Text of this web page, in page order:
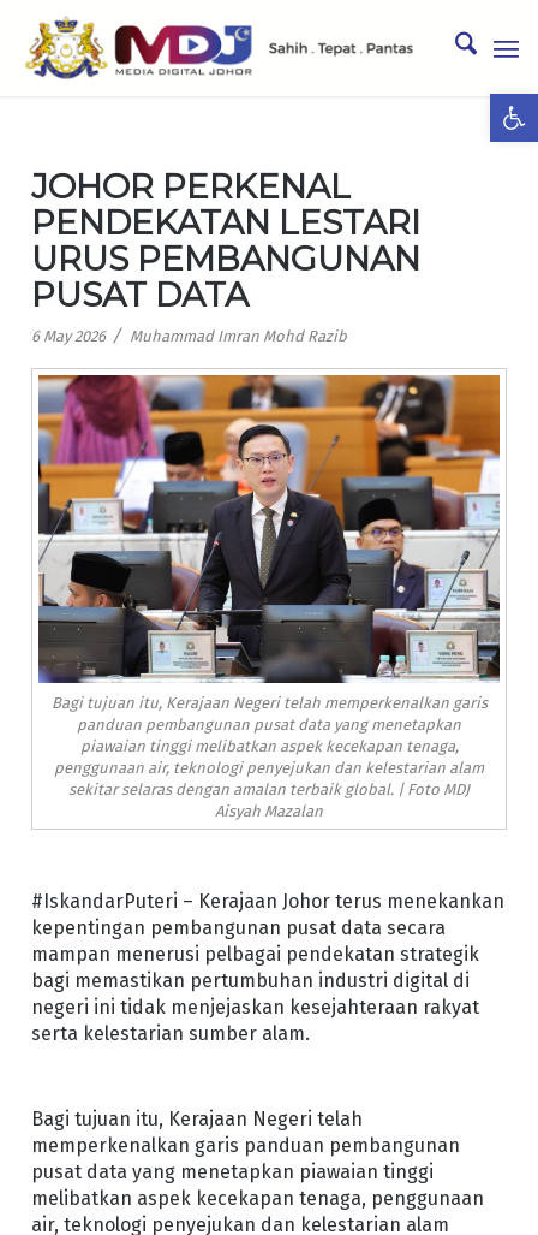
JOHOR PERKENAL
PENDEKATAN LESTARI
URUS PEMBANGUNAN
PUSAT DATA
6 May 2026 / Muhammad Imran Mohd Razib
Bagi tujuan itu, Kerajaan Negeri telah memperkenalkan garis
panduan pembangunan pusat data yang menetapkan
piawaian tinggi melibatkan aspek kecekapan tenaga,
penggunaan air, teknologi penyejukan dan kelestarian alam
sekitar selaras dengan amalan terbaik global. | Foto MDJ
Aisyah Mazalan
#IskandarPuteri – Kerajaan Johor terus menekankan
kepentingan pembangunan pusat data secara
mampan menerusi pelbagai pendekatan strategik
bagi memastikan pertumbuhan industri digital di
negeri ini tidak menjejaskan kesejahteraan rakyat
serta kelestarian sumber alam.
Bagi tujuan itu, Kerajaan Negeri telah
memperkenalkan garis panduan pembangunan
pusat data yang menetapkan piawaian tinggi
melibatkan aspek kecekapan tenaga, penggunaan
air, teknologi penyejukan dan kelestarian alam